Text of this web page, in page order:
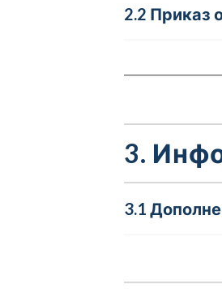
2.2 Приказ
3.
3.1